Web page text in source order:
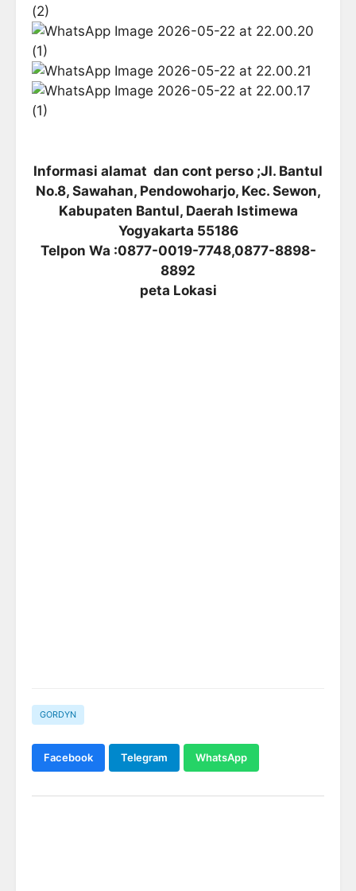
Informasi alamat dan cont perso ;Jl. Bantul
No.8, Sawahan, Pendowoharjo, Kec. Sewon,
Kabupaten Bantul, Daerah Istimewa
Yogyakarta 55186
Telpon Wa :0877-0019-7748,0877-8898-
8892
peta Lokasi
GORDYN
Facebook Telegram WhatsApp